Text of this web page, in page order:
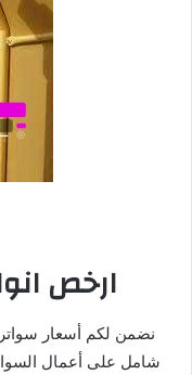
ارخص
نضمن لكم أسعار
شامل على أعمال